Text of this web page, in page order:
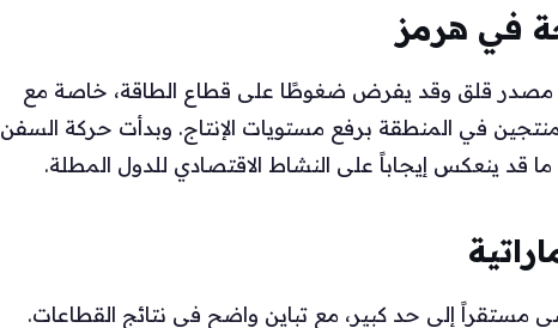
في هرمز
مصدر قلق وقد يفرض ضغوطًا على قطاع الطاقة، خاصة مع
في المنطقة برفع مستويات الإنتاج. وبدأت حركة السفن
قد ينعكس إيجاباً على النشاط الاقتصادي للدول المطلة.
إلى حد كبير، مع تباين واضح في نتائج القطاعات.